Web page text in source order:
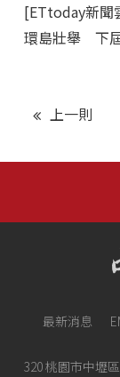
[ETtoday新聞
環島壯舉　下
上一則
最新消息
320 桃園市中壢